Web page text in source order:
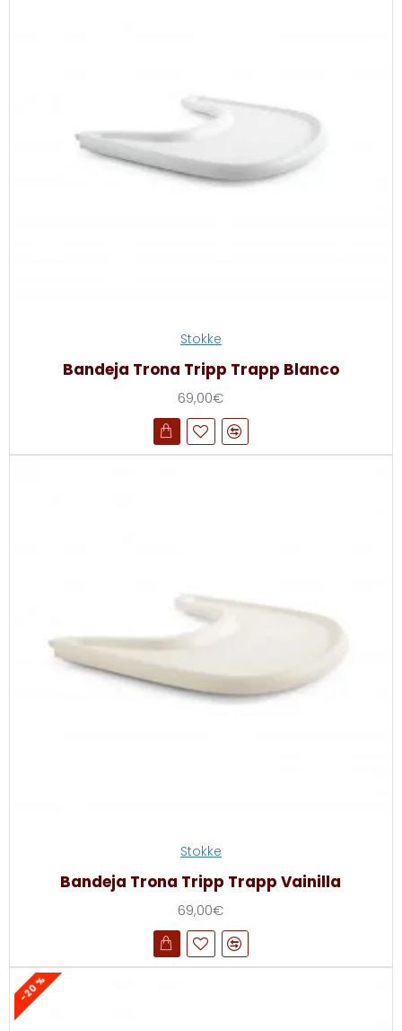
Stokke
Bandeja Trona Tripp Trapp Blanco
69,00€
Stokke
Bandeja Trona Tripp Trapp Vainilla
69,00€
-20 %